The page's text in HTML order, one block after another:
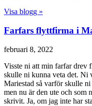
Visa blogg »
Farfars flyttfirma i
februari 8, 2022
Visste ni att min farfar drev
skulle ni kunna veta det. Ni
Mariestad så varför skulle
men nu är den ute och som
skrivit. Ja, om jag inte har